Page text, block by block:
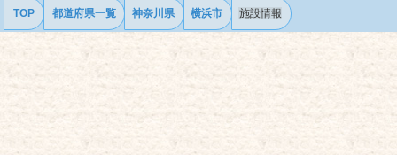
TOP 都道府県一覧 神奈川県 横浜市 施設情報